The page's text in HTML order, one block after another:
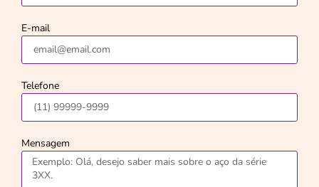
E-mail
Telefone
Mensagem